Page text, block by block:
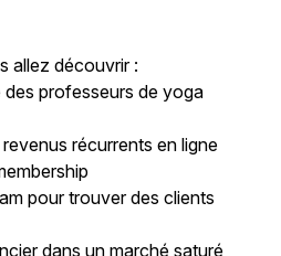
allez découvrir :
professeurs de yoga
récurrents en ligne
pour trouver des clients
dans un marché saturé